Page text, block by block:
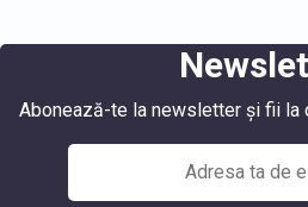
Abonează-te la newsletter și fii la